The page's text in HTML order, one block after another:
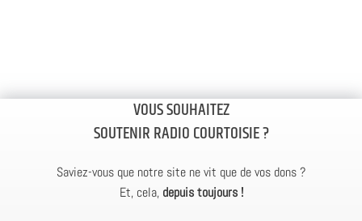
VOUS SOUHAITEZ
SOUTENIR RADIO COURTOISIE ?
Saviez-vous que notre site ne vit que de vos dons ?
Et, cela, depuis toujours !